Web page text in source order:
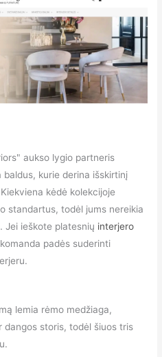
aukso lygio partneris
kurie derina išskirtinį
kėdė kolekcijoje
standartus, todėl jums nereikia
Jei ieškote platesnių interjero
padės suderinti
lemia rėmo medžiaga,
dangos storis, todėl šiuos tris